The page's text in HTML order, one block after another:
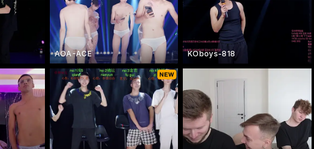
AOA-ACE KOboys-818